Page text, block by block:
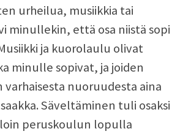
urheilua, musiikkia tai
minullekin, että osa niistä sopi
ja kuorolaulu olivat
minulle sopivat, ja joiden
varhaisesta nuoruudesta aina
Säveltäminen tuli osaksi
peruskoulun lopulla